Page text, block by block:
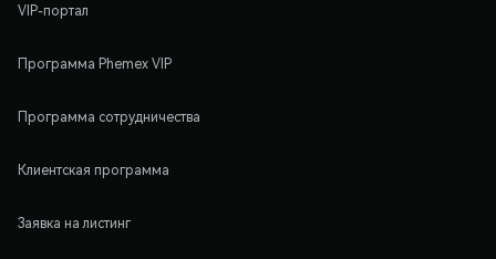
VIP-портал
Программа Phemex VIP
Программа сотрудничества
Клиентская программа
Заявка на листинг